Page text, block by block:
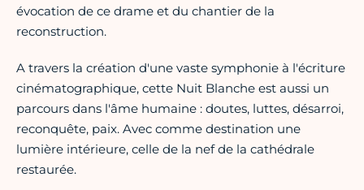
évocation de ce drame et du chantier de la
reconstruction.
A travers la création d'une vaste symphonie à l'écriture
cinématographique, cette Nuit Blanche est aussi un
parcours dans l'âme humaine : doutes, luttes, désarroi,
reconquête, paix. Avec comme destination une
lumière intérieure, celle de la nef de la cathédrale
restaurée.